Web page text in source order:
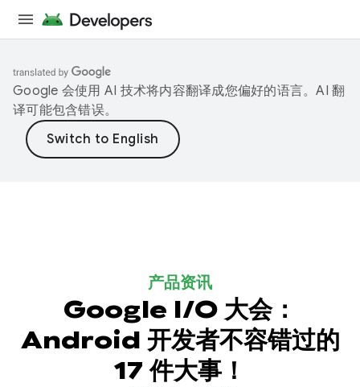
Google 会使用 AI 技术将内容翻译成您偏好的语言。AI 翻
译可能包含错误。
产品资讯
Google I/O 大会：
Android 开发者不容错过的
17 件大事！